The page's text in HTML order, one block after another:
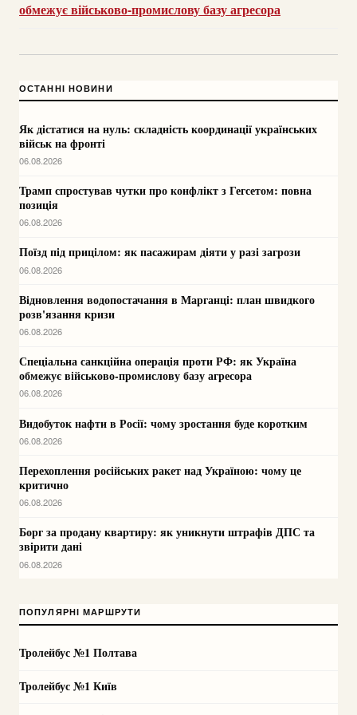
обмежує військово-промислову базу агресора
ОСТАННІ НОВИНИ
Як дістатися на нуль: складність координації українських
військ на фронті
06.08.2026
Трамп спростував чутки про конфлікт з Гегсетом: повна
позиція
06.08.2026
Поїзд під прицілом: як пасажирам діяти у разі загрози
06.08.2026
Відновлення водопостачання в Марганці: план швидкого
розв'язання кризи
06.08.2026
Спеціальна санкційна операція проти РФ: як Україна
обмежує військово-промислову базу агресора
06.08.2026
Видобуток нафти в Росії: чому зростання буде коротким
06.08.2026
Перехоплення російських ракет над Україною: чому це
критично
06.08.2026
Борг за продану квартиру: як уникнути штрафів ДПС та
звірити дані
06.08.2026
ПОПУЛЯРНІ МАРШРУТИ
Тролейбус №1 Полтава
Тролейбус №1 Київ